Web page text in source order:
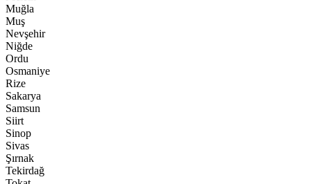
Muğla
Muş
Nevşehir
Niğde
Ordu
Osmaniye
Rize
Sakarya
Samsun
Siirt
Sinop
Sivas
Şırnak
Tekirdağ